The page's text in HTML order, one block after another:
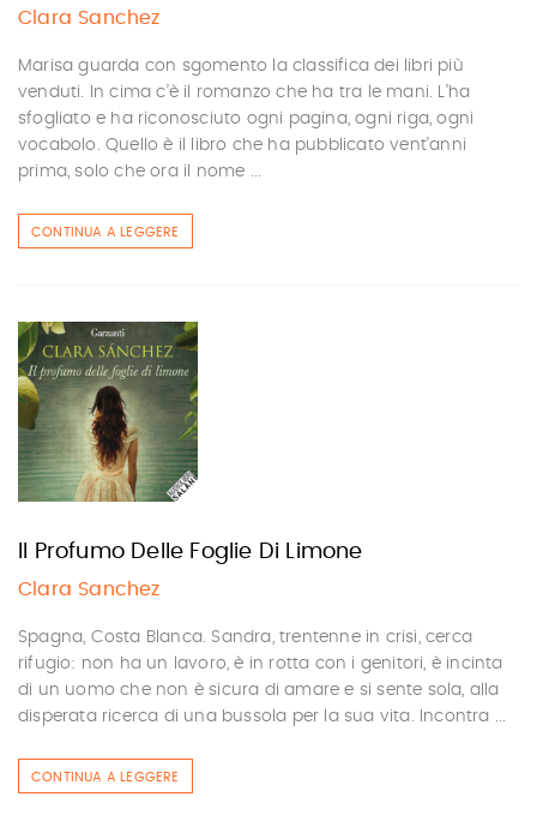
Clara Sanchez
Marisa guarda con sgomento la classifica dei libri più
venduti. In cima c’è il romanzo che ha tra le mani. L’ha
sfogliato e ha riconosciuto ogni pagina, ogni riga, ogni
vocabolo. Quello è il libro che ha pubblicato vent’anni
prima, solo che ora il nome ...
CONTINUA A LEGGERE
Il Profumo Delle Foglie Di Limone
Clara Sanchez
Spagna, Costa Blanca. Sandra, trentenne in crisi, cerca
rifugio: non ha un lavoro, è in rotta con i genitori, è incinta
di un uomo che non è sicura di amare e si sente sola, alla
disperata ricerca di una bussola per la sua vita. Incontra ...
CONTINUA A LEGGERE